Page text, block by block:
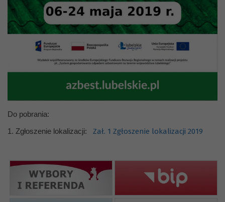
Do pobrania:
1. Zgłoszenie lokalizacji: Zał. 1 Zgłoszenie lokalizacji 2019